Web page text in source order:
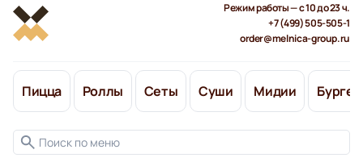
Режим работы — с 10 до 23 ч.
+7 (499) 505-505-1
order@melnica-group.ru
Пицца Роллы Сеты Суши Мидии